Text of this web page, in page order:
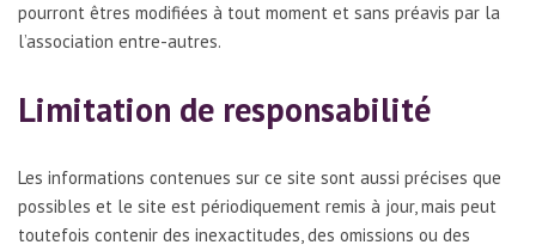
pourront êtres modifiées à tout moment et sans préavis par la
l’association entre-autres.
Limitation de responsabilité
Les informations contenues sur ce site sont aussi précises que
possibles et le site est périodiquement remis à jour, mais peut
toutefois contenir des inexactitudes, des omissions ou des